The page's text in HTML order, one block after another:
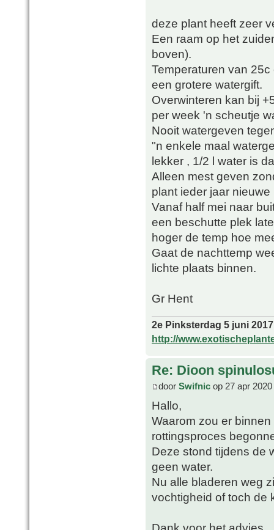
deze plant heeft zeer
Een raam op het
boven).
Temperaturen van
een grotere watergift.
Overwinteren kan bij
per week 'n scheutje
Nooit watergeven
"n enkele maal
lekker , 1/2 l water is
Alleen mest geven
plant ieder jaar
Vanaf half mei naar
een beschutte plek
hoger de temp hoe
Gaat de nachttemp
lichte plaats binnen.
Gr Hent
2e Pinksterdag 5 juni
http://
Re: Dioon
door Swifnic op 27 apr
Hallo,
Waarom zou er
rottingsproces
Deze stond tijdens de
geen water.
Nu alle bladeren weg
vochtigheid of toch de